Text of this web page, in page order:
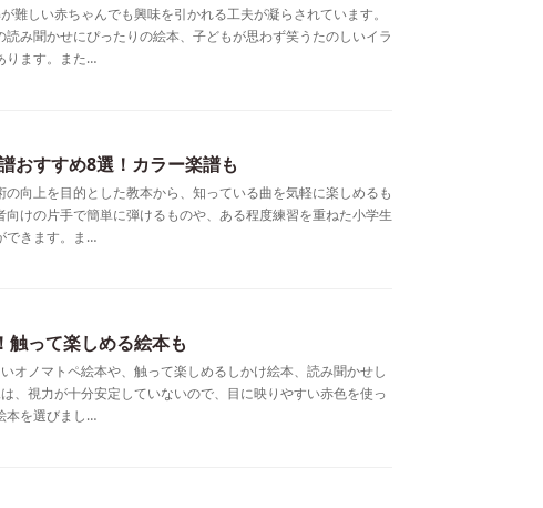
難しい赤ちゃんでも興味を引かれる工夫が凝らされています。
み聞かせにぴったりの絵本、子どもが思わず笑うたのしいイラ
ります。また…
おすすめ8選！カラー楽譜も
向上を目的とした教本から、知っている曲を気軽に楽しめるも
けの片手で簡単に弾けるものや、ある程度練習を重ねた小学生
できます。ま…
触って楽しめる絵本も
オノマトペ絵本や、触って楽しめるしかけ絵本、読み聞かせし
、視力が十分安定していないので、目に映りやすい赤色を使っ
本を選びまし…